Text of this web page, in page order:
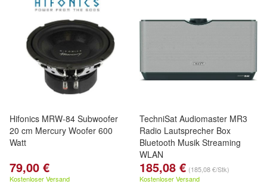
Hifonics MRW-84 Subwoofer
20 cm Mercury Woofer 600
Watt
79,00 €
Kostenloser Versand
TechniSat Audiomaster MR3
Radio Lautsprecher Box
Bluetooth Musik Streaming
WLAN
185,08 € (185,08 €/Stk)
Kostenloser Versand